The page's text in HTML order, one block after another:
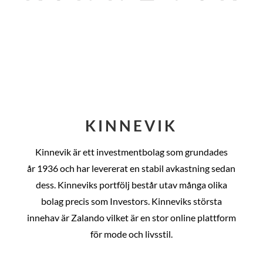
KINNEVIK
Kinnevik är ett investmentbolag som grundades
år 1936 och har levererat en stabil avkastning sedan
dess. Kinneviks portfölj består utav många olika
bolag precis som Investors. Kinneviks största
innehav är Zalando vilket är en stor online plattform
för mode och livsstil.